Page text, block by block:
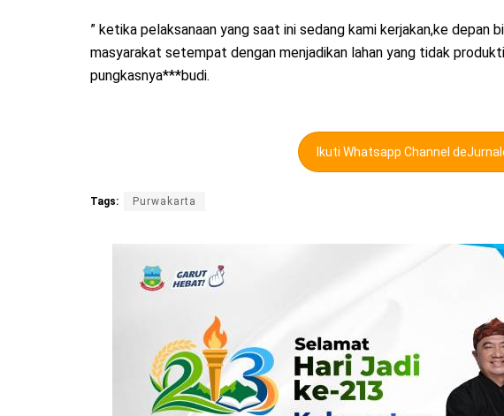
” ketika pelaksanaan yang saat ini sedang kami kerjakan,ke depan
masyarakat setempat dengan menjadikan lahan yang tidak
pungkasnya***budi.
Ikuti Whatsapp Channel
Tags: Purwakarta